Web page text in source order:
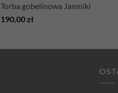
Torba gobelinowa Jamniki
190,00 zł